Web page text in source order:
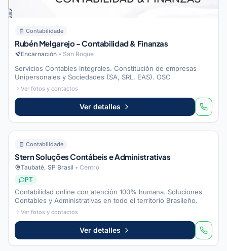
🧾 Contabilidade
Rubén Melgarejo - Contabilidad & Finanzas
Encarnación • San Roque
Servicios Contables Integrales. Constitución de empresas
Unipersonales y Sociedades (SA, SRL, EAS). OSC
Ver fotos y contactos
Ver detalles
🧾
Administrativas
Cerrado
🧾 Contabilidade
Stern Soluções Contábeis e Administrativas
Taubaté, SP Brasil • Centro
PT
Contabilidad online con atención 100% humana. Soluciones
Contables y Administrativas en todo el territorio Brasileño.
Ver fotos y contactos
Ver detalles
🧾